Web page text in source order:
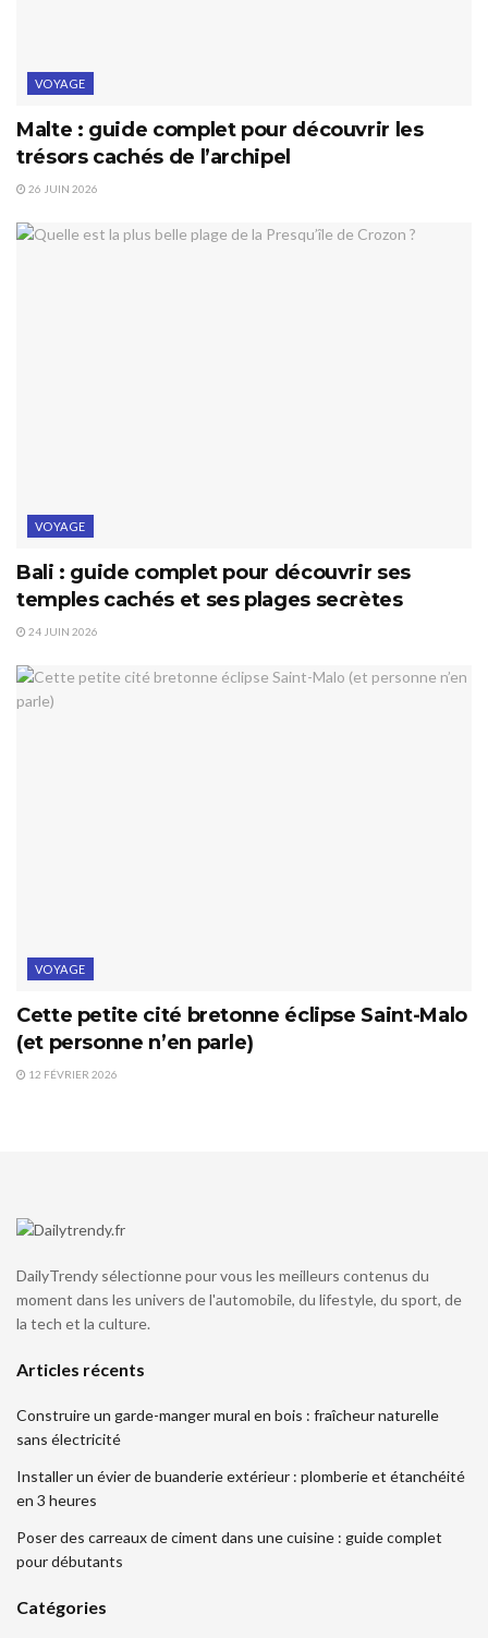
VOYAGE
Malte : guide complet pour découvrir les
trésors cachés de l’archipel
26 JUIN 2026
VOYAGE
Bali : guide complet pour découvrir ses
temples cachés et ses plages secrètes
24 JUIN 2026
VOYAGE
Cette petite cité bretonne éclipse Saint-Malo
(et personne n’en parle)
12 FÉVRIER 2026
DailyTrendy sélectionne pour vous les meilleurs contenus du
moment dans les univers de l'automobile, du lifestyle, du sport, de
la tech et la culture.
Articles récents
Construire un garde-manger mural en bois : fraîcheur naturelle
sans électricité
Installer un évier de buanderie extérieur : plomberie et étanchéité
en 3 heures
Poser des carreaux de ciment dans une cuisine : guide complet
pour débutants
Catégories